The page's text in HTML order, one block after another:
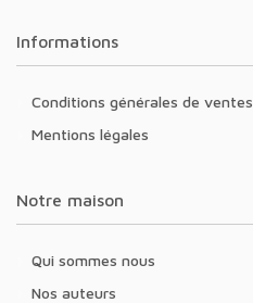
Informations
Conditions générales de ventes
Mentions légales
Notre maison
Qui sommes nous
Nos auteurs